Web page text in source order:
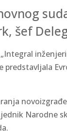
šef
Narodne